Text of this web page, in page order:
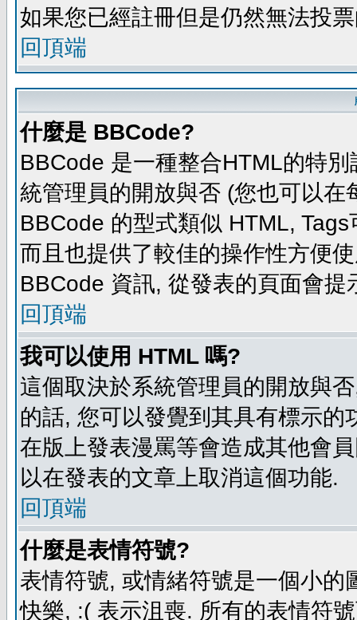
如果您已經註冊但是仍然無法投
回頂端
什麼是 BBCode?
BBCode 是一種整合HTML的特
統管理員的開放與否 (您也可以
BBCode 的型式類似 HTML,
而且也提供了較佳的操作性方便
BBCode 資訊, 從發表的頁面會提
回頂端
我可以使用 HTML 嗎?
這個取決於系統管理員的開放與
的話, 您可以發覺到其具有標示
在版上發表漫罵等會造成其他會
以在發表的文章上取消這個功能.
回頂端
什麼是表情符號?
表情符號, 或情緒符號是一個小
快樂, :( 表示沮喪. 所有的表情符